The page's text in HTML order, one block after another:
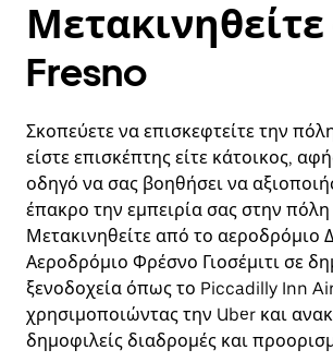
Fresno
Σκοπεύετε να επισκεφτείτε την
είστε επισκέπτης είτε κάτοικος,
οδηγό να σας βοηθήσει να
έπακρο την εμπειρία σας στην πόλη
Μετακινηθείτε από το αεροδρόμιο
Αεροδρόμιο Φρέσνο Γιοσέμιτι σε
ξενοδοχεία όπως το Piccadilly Inn
χρησιμοποιώντας την Uber και
δημοφιλείς διαδρομές και